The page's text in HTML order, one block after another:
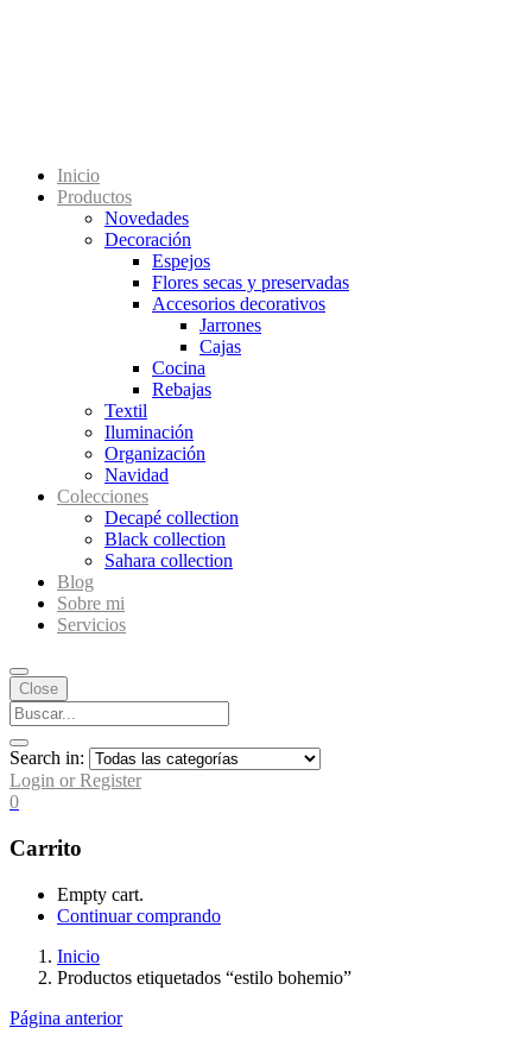
Inicio
Productos
Novedades
Decoración
Espejos
Flores secas y preservadas
Accesorios decorativos
Jarrones
Cajas
Cocina
Rebajas
Textil
Iluminación
Organización
Navidad
Colecciones
Decapé collection
Black collection
Sahara collection
Blog
Sobre mi
Servicios
Close
Search in:
Login or Register
0
Carrito
Empty cart.
Continuar comprando
Inicio
Productos etiquetados “estilo bohemio”
Página anterior